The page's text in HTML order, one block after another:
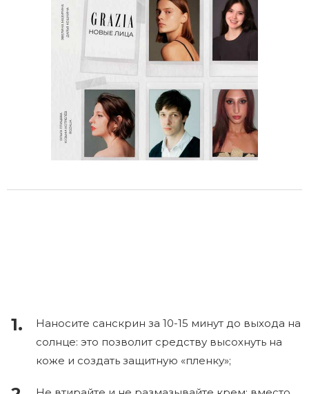
Наносите санскрин за 10-15 минут до выхода на
солнце: это позволит средству высохнуть на
коже и создать защитную «пленку»;